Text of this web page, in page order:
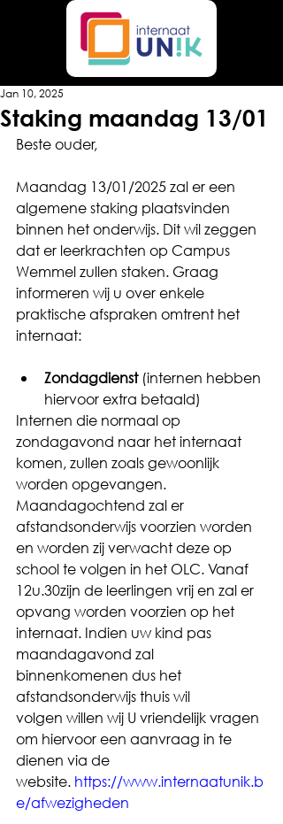
Staking maandag 13/01
Jan 10, 2025
Beste ouder,
Maandag 13/01/2025 zal er een
algemene staking plaatsvinden
binnen het onderwijs. Dit wil zeggen
dat er leerkrachten op Campus
Wemmel zullen staken. Graag
informeren wij u over enkele
praktische afspraken omtrent het
internaat:
Zondagdienst (internen hebben
hiervoor extra betaald)
Internen die normaal op
zondagavond naar het internaat
komen, zullen zoals gewoonlijk
worden opgevangen.
Maandagochtend zal er
afstandsonderwijs voorzien worden
en worden zij verwacht deze op
school te volgen in het OLC. Vanaf
12u.30zijn de leerlingen vrij en zal er
opvang worden voorzien op het
internaat. Indien uw kind pas
maandagavond zal
binnenkomenen dus het
afstandsonderwijs thuis wil
volgen willen wij U vriendelijk vragen
om hiervoor een aanvraag in te
dienen via de
website. https://www.internaatunik.b
e/afwezigheden